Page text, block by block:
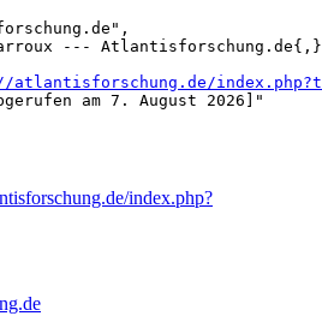
---
am 7. August 2026]"
index.php?